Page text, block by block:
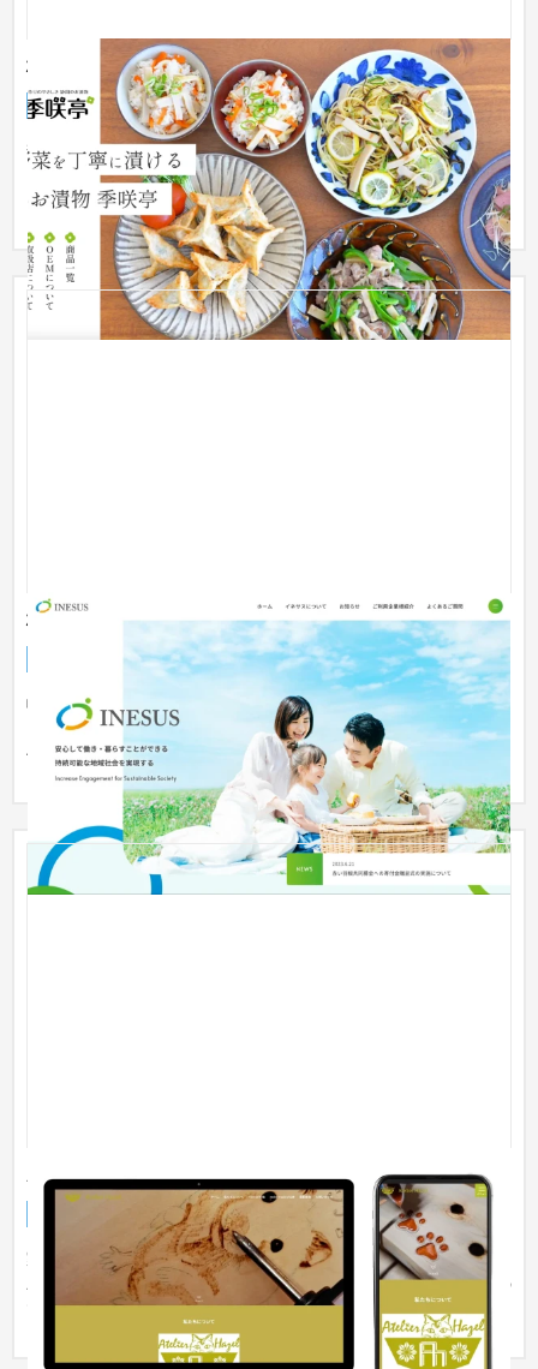
株式会社季咲亭
企業サイト 食品・飲料
季咲亭様は、静岡の自然の恵みを活かした手作り漬物を提供す
る静岡を代表する漬物メーカーです。地元で採れた新鮮な食材
を、昔な...
株式会社イネサス
IT・Webサービス
幅広いユーザー層の閲覧を想定しつつ、ロゴの配色や企業のビ
ジョンなどをサイトのデザインに落とし込むことを意識して制
作しまし...
Atelier Hazel
〜30万円
家具職人とウッドバーニング作家のご夫婦が工房を持っている
Atelier Hazelです。すでに外部サイトにて販売は行なっていたの
です...